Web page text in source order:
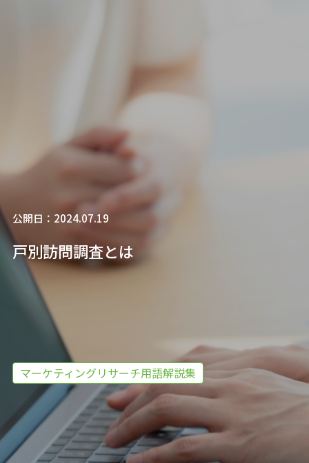
公開日：2024.07.19
戸別訪問調査とは
マーケティングリサーチ用語解説集